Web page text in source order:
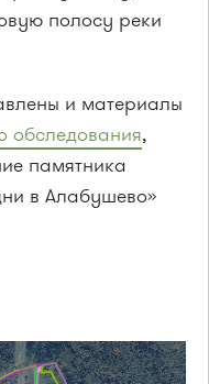
полосу реки
и материалы
обследования,
памятника
в Алабушево»